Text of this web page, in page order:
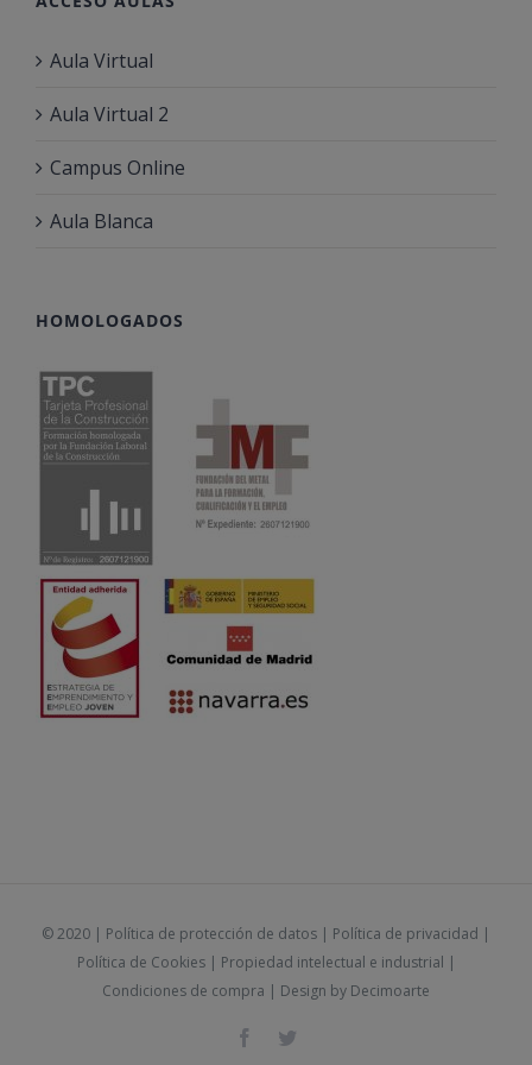
Aula Virtual
Aula Virtual 2
Campus Online
Aula Blanca
HOMOLOGADOS
© 2020 | Política de protección de datos | Política de privacidad |
Política de Cookies| Propiedad intelectual e industrial |
Condiciones de compra | Design by Decimoarte
Facebook